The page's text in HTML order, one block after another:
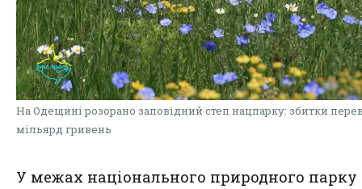
На Одещині розорано заповідний степ нацпарку: збитки
мільярд гривень
У межах національного природного парку